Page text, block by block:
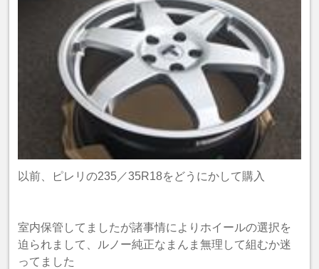
以前、ピレリの235／35R18をどうにかして購入
室内保管してましたが諸事情によりホイールの選択を
迫られまして、ルノー純正なまんま無理して組むか迷
ってました